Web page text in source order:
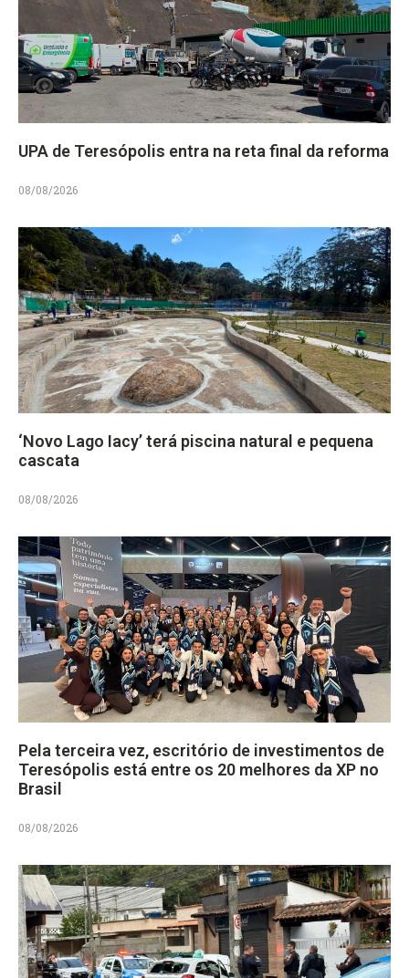
UPA de Teresópolis entra na reta final da reforma
08/08/2026
‘Novo Lago Iacy’ terá piscina natural e pequena
cascata
08/08/2026
Pela terceira vez, escritório de investimentos de
Teresópolis está entre os 20 melhores da XP no
Brasil
08/08/2026